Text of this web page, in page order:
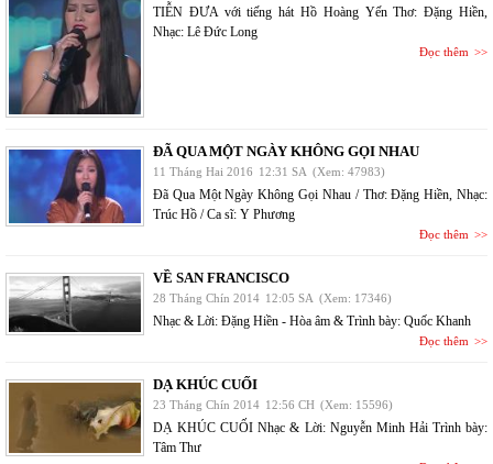
TIỄN ĐƯA với tiếng hát Hồ Hoàng Yến Thơ: Đặng Hiền,
Nhạc: Lê Đức Long
Đọc thêm
ĐÃ QUA MỘT NGÀY KHÔNG GỌI NHAU
11 Tháng Hai 2016 12:31 SA (Xem: 47983)
Đã Qua Một Ngày Không Gọi Nhau / Thơ: Đặng Hiền, Nhạc:
Trúc Hồ / Ca sĩ: Y Phương
Đọc thêm
VỀ SAN FRANCISCO
28 Tháng Chín 2014 12:05 SA (Xem: 17346)
Nhạc & Lời: Đặng Hiền - Hòa âm & Trình bày: Quốc Khanh
Đọc thêm
DẠ KHÚC CUỐI
23 Tháng Chín 2014 12:56 CH (Xem: 15596)
DẠ KHÚC CUỐI Nhạc & Lời: Nguyễn Minh Hải Trình bày:
Tâm Thư